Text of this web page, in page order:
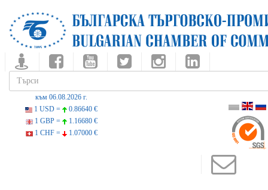
към 06.08.2026 г.
1 USD =
0.86640 €
1 GBP =
1.16680 €
1 CHF =
1.07000 €